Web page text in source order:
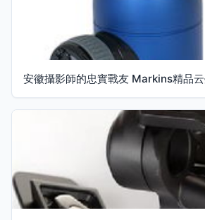
安徽攝影師的忠實戰友 Markins精品